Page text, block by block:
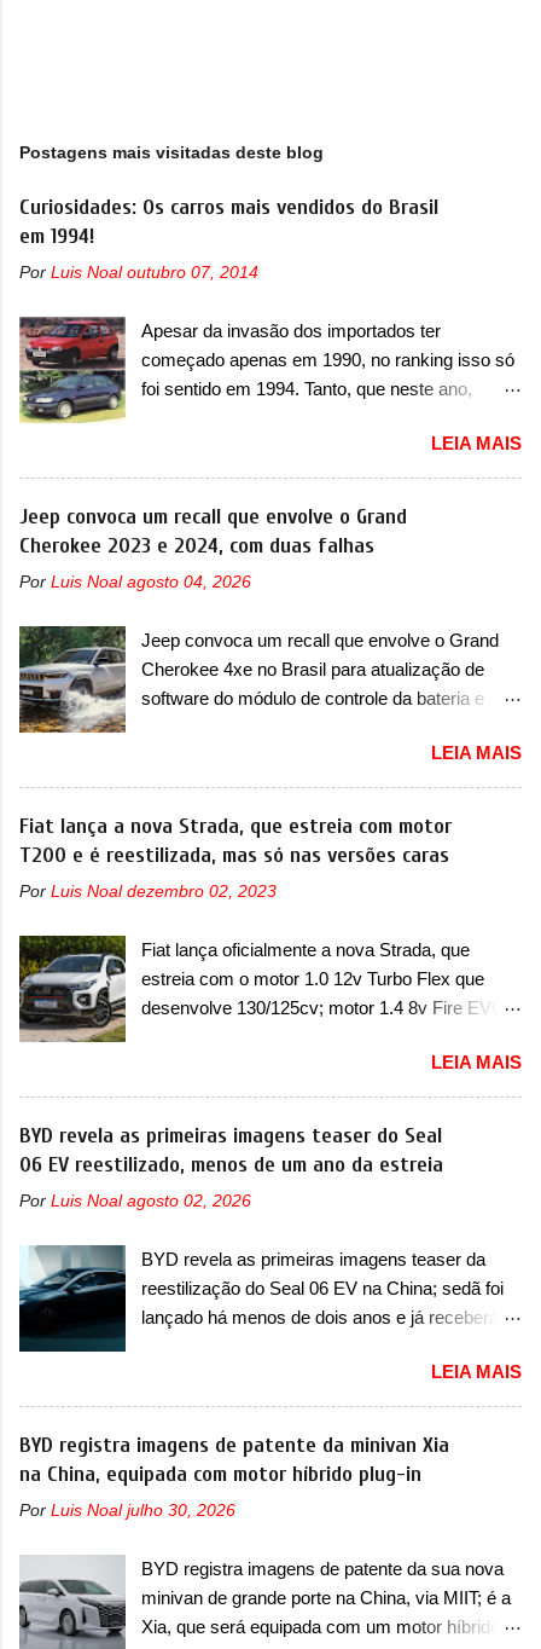
Postagens mais visitadas deste blog
Curiosidades: Os carros mais vendidos do Brasil
em 1994!
Por Luis Noal outubro 07, 2014
Apesar da invasão dos importados ter
começado apenas em 1990, no ranking isso só
foi sentido em 1994. Tanto, que neste ano,
começar pelo Chevrolet Corsa, o mais
destacado deles no ranking que perdurou no
nosso mercado até início de 2012 e com
certeza foi um grandioso lançamento da
ano também era lançada a nova geração do
ganhava uma nova geração feita do zero,
apelidada de "Bolinha" por suas formas
arredondadas. Além do Gol, outro Volkswagen
versão hatchback do Logus que chegava
depois de um ano de atraso. A invasão de 1994
foi marcava pelos franceses, alemães,
japoneses e coreanos que chegaram
arrancando corações em nosso mercado. Os
vendas em 1994 foram o Renault R19 que
vinha em 3 versões de carroceria, sendo duas
do hatch e o sedan, a famosa Kia Besta, o Vol...
LEIA MAIS
Jeep convoca um recall que envolve o Grand
Cherokee 2023 e 2024, com duas falhas
Por Luis Noal agosto 04, 2026
Jeep convoca um recall que envolve o Grand
Cherokee 4xe no Brasil para atualização de
software do módulo de controle da bateria e
Jeep convocou no dia 10 de outubro de 2025
um chamado que envolve os proprietários do
Grand Cherokee 4xe, em sua versão única
Limited, com unidades de ano/modelo 2023 e
unidades afetadas precisam retornar a uma
dois problemas. O primeiro deles será uma
atualização do software do módulo de controle
da bateria (AHCP e HCP). Para alguns veículos
verificação e, se necessário, a substituição do
motor do ventilador HVAC (aquecimento,
ventilação e ar-condicionado). A marca também
confirmou que “foi identificada a possibilidade de
uma sobrecarga do microprocessador do
poderá causar a perda de força motriz,
requerendo a atualização do software do
modulo de...
LEIA MAIS
Fiat lança a nova Strada, que estreia com motor
T200 e é reestilizada, mas só nas versões caras
Por Luis Noal dezembro 02, 2023
Fiat lança oficialmente a nova Strada, que
estreia com o motor 1.0 12v Turbo Flex que
desenvolve 130/125cv; motor 1.4 8v Fire EVO
oficialmente a nova Strada, que aparece com
mudanças visuais e com uma nova opção de
motor. Depois da picape compacta receber o
câmbio automático CVT no ano passado, a Fiat
motor 1.0 12v Turbo Flex, conhecido como
Strada soube ser mutável com avanços
importantes que a concorrência nunca
conseguiu acompanhar e agora ela abre uma
T200, que estreou nos irmãos Pulse e
Fastback. "A Fiat Strada é mais do que uma
picape, é uma verdadeira revolução no
mercado automotivo. Há alguns anos era
improvável pensar que uma picape chagaria ao
Strada fez. Mais do que isso: ela é a prova viva
que time que está ganhando se mexe sim. Ao
longo da sua história, ela...
LEIA MAIS
BYD revela as primeiras imagens teaser do Seal
06 EV reestilizado, menos de um ano da estreia
Por Luis Noal agosto 02, 2026
BYD revela as primeiras imagens teaser da
reestilização do Seal 06 EV na China; sedã foi
lançado há menos de dois anos e já receberá a
primeiras imagens teaser de uma mudança
visual para um dos seus menores sedãs
elétricos na China, pertencente à linha Ocean.
Trata-se do Seal 06 EV, lançado no segundo
semestre de 2025. Sim, há menos de um ano.
O modelo agora passará a ser vendido com
que vão atualizá-los para a identidade visual
mais moderna da marca, mas ainda sem
motivos para que essa mudança já seja tão
LEIA MAIS
BYD registra imagens de patente da minivan Xia
na China, equipada com motor híbrido plug-in
Por Luis Noal julho 30, 2026
BYD registra imagens de patente da sua nova
minivan de grande porte na China, via MIIT; é a
Xia, que será equipada com um motor híbrido